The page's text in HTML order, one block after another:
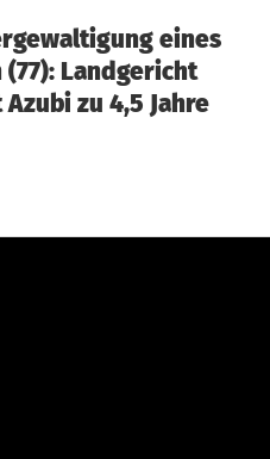
eines
Landgericht
zu 4,5 Jahre